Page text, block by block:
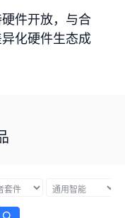
件开放，与合
化硬件生态成